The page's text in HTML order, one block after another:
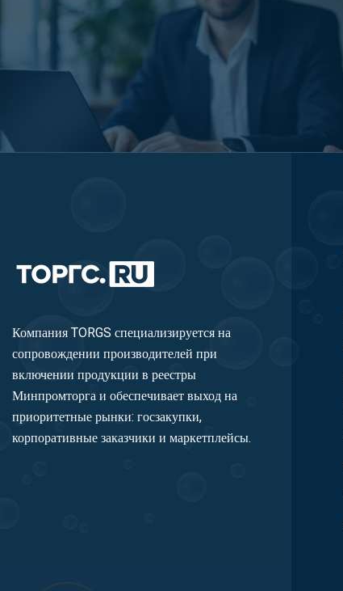
Компания TORGS специализируется на
сопровождении производителей при
включении продукции в реестры
Минпромторга и обеспечивает выход на
приоритетные рынки: госзакупки,
корпоративные заказчики и маркетплейсы.